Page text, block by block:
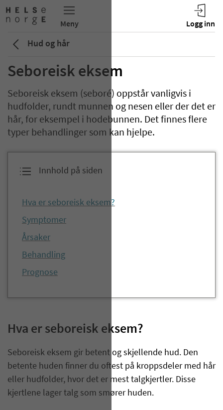
Hud og hår
Seboreisk eksem
Seboreisk eksem (seboré) oppstår vanligvis i
hudfolder, rundt munnen og nesen eller der det er
hår, for eksempel i hodebunnen. Det finnes flere
typer behandlinger som kan hjelpe.
Innhold på siden
Hva er seboreisk eksem?
Symptomer
Årsaker
Behandling
Prognose
Hva er seboreisk eksem?
Seboreisk eksem gir betent og skjellende hud. Den
betente huden finner du oftest på kroppsdeler med hår
eller hudfolder, hvor det er mest talgkjertler. Disse
kjertlene lager talg som smører huden.